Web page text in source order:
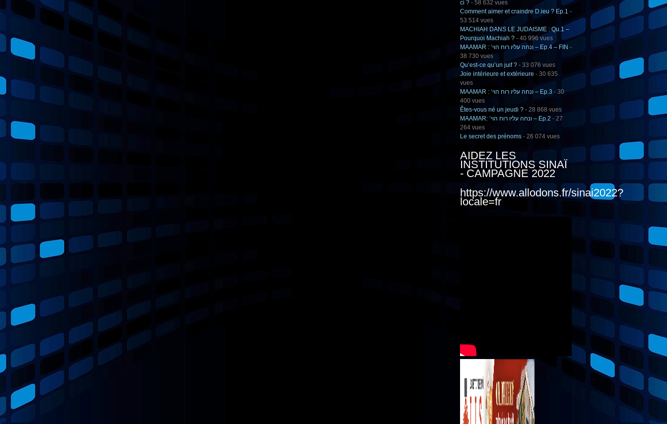
ci ? - 58 632 vues
Comment aimer et craindre D.ieu ? Ep.1 -
53 514 vues
MACHIAH DANS LE JUDAISME : Qu.1 –
Pourquoi Machiah ? - 40 996 vues
MAAMAR : ‘ונחה עליו רוח הוי – Ep.4 – FIN -
38 730 vues
Qu’est-ce qu’un juif ? - 33 076 vues
Joie intérieure et extérieure - 30 635
vues
MAAMAR : ‘ונחה עליו רוח הוי – Ep.3 - 30
400 vues
Êtes-vous né un jeudi ? - 28 868 vues
MAAMAR: ‘ונחה עליו רוח הוי – Ep.2 - 27
264 vues
Le secret des prénoms - 26 074 vues
AIDEZ LES
INSTITUTIONS SINAÏ
- CAMPAGNE 2022
https://www.allodons.fr/sinai2022?
locale=fr